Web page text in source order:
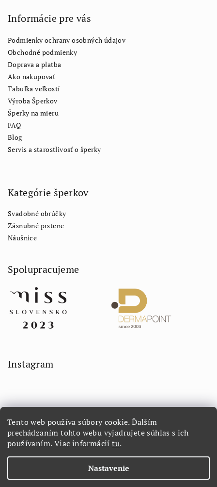
Tento web používa súbory cookie. Ďalším
prechádzaním tohto webu vyjadrujete súhlas s ich
používaním. Viac informáciítu.
Nastavenie
Informácie pre vás
Podmienky ochrany osobných údajov
Obchodné podmienky
Doprava a platba
Ako nakupovať
Tabuľka veľkostí
Výroba Šperkov
Šperky na mieru
FAQ
Blog
Servis a starostlivosť o šperky
Kategórie šperkov
Svadobné obrúčky
Zásnubné prstene
Náušnice
Spolupracujeme
Instagram
Sledovať na Instagrame